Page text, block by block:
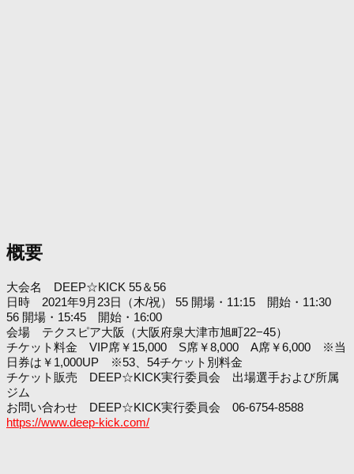
概要
大会名 DEEP☆KICK 55＆56
日時 2021年9月23日（木/祝） 55 開場・11:15 開始・11:30
56 開場・15:45 開始・16:00
会場 テクスピア大阪（大阪府泉大津市旭町22−45）
チケット料金 VIP席￥15,000 S席￥8,000 A席￥6,000 ※当
日券は￥1,000UP ※53、54チケット別料金
チケット販売 DEEP☆KICK実行委員会 出場選手および所属
ジム
お問い合わせ DEEP☆KICK実行委員会 06-6754-8588
https://www.deep-kick.com/